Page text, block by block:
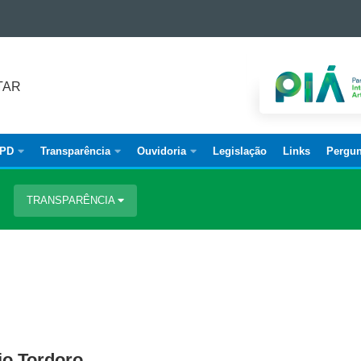
Transparência Ouvidoria Legislação Links
TRANSPARÊNCIA